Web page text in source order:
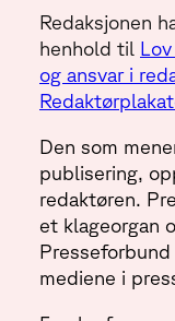
Redaksjonen
henhold til
og ansvar i
Den som
publisering,
redaktøren.
et klageorgan
mediene i